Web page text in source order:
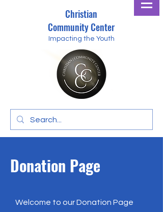
Christian
Community Center
Impacting the Youth
Donation Page
Welcome to our Donation Page